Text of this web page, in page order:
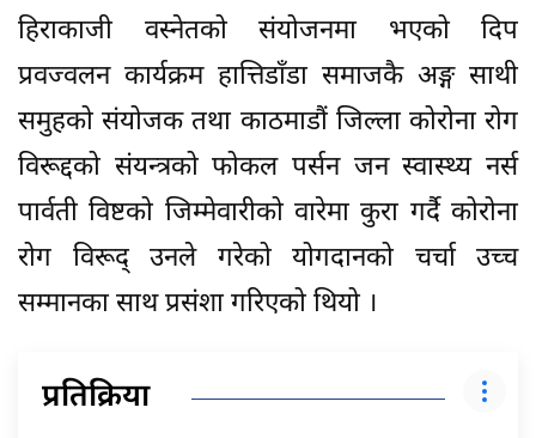
हिराकाजी वस्नेतको संयोजनमा भएको दिप
प्रवज्वलन कार्यक्रम हात्तिडाँडा समाजकै अङ्ग साथी
समुहको संयोजक तथा काठमाडौं जिल्ला कोरोना रोग
विरूद्दको संयन्त्रको फोकल पर्सन जन स्वास्थ्य नर्स
पार्वती विष्टको जिम्मेवारीको वारेमा कुरा गर्दै कोरोना
रोग विरूद् उनले गरेको योगदानको चर्चा उच्च
सम्मानका साथ प्रसंशा गरिएको थियो ।
प्रतिक्रिया